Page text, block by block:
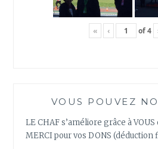
« ‹ of4
VOUS POUVEZ
LE CHAF s’améliore grâce à
MERCI pour vos DONS